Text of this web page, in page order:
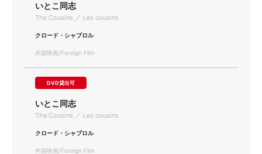
いとこ同志
The Cousins ／ Les cousins
クロード・シャブロル
外国映画/Foreign Film
DVD貸出可
いとこ同志
The Cousins ／ Les cousins
クロード・シャブロル
外国映画/Foreign Film